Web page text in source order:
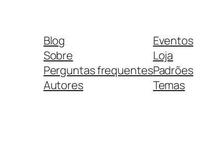
Blog
Sobre
Perguntas frequentes
Autores
Eventos
Loja
Padrões
Temas